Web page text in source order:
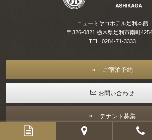
ニューミヤコホテル足利本館
〒326-0821 栃木県足利市南町
TEL. 0284-71-3333
ご宿泊予約
お問い合わせ
テナント募集